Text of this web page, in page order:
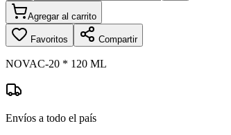
Agregar al carrito
Favoritos Compartir
NOVAC-20 * 120 ML
Envíos a todo el país